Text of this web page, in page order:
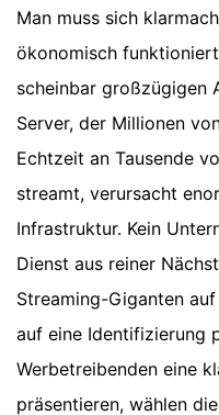
Man muss sich
ökonomisch
scheinbar großzügigen
Server, der Millionen
Echtzeit an Tausende
streamt, verursacht
Infrastruktur. Kein
Dienst aus reiner
Streaming-Giganten
auf eine Identifizierung
Werbetreibenden eine
präsentieren, wählen